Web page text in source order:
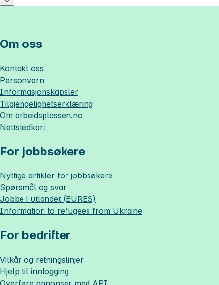
Om oss
Kontakt oss
Personvern
Informasjonskapsler
Tilgjengelighetserklæring
Om arbeidsplassen.no
Nettstedkart
For jobbsøkere
Nyttige artikler for jobbsøkere
Spørsmål og svar
Jobbe i utlandet (EURES)
Information to refugees from Ukraine
For bedrifter
Vilkår og retningslinjer
Hjelp til innlogging